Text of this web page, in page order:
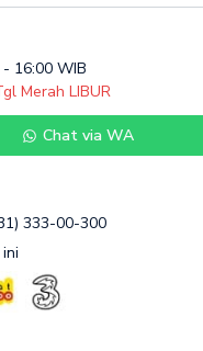
16:00 WIB
Merah LIBUR
Chat via WA
333-00-300